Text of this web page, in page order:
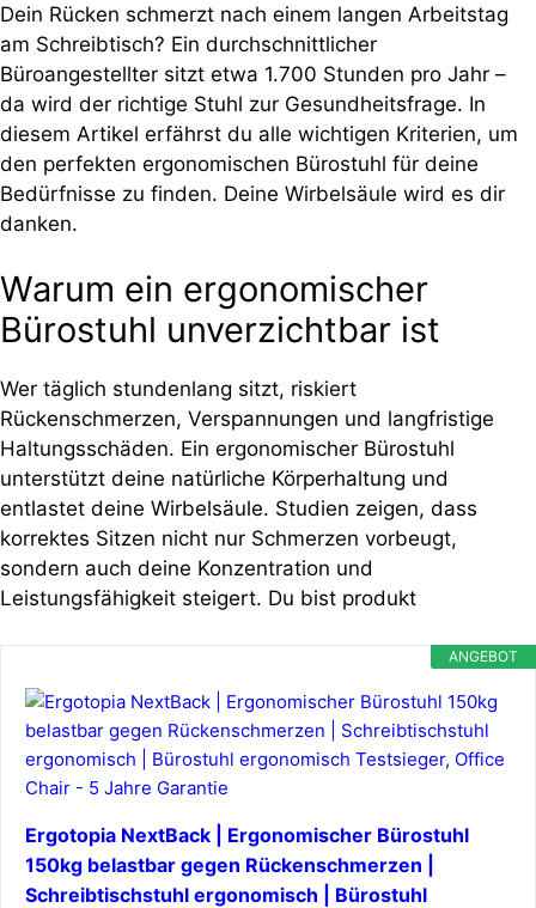
Dein Rücken schmerzt nach einem langen Arbeitstag
am Schreibtisch? Ein durchschnittlicher
Büroangestellter sitzt etwa 1.700 Stunden pro Jahr –
da wird der richtige Stuhl zur Gesundheitsfrage. In
diesem Artikel erfährst du alle wichtigen Kriterien, um
den perfekten ergonomischen Bürostuhl für deine
Bedürfnisse zu finden. Deine Wirbelsäule wird es dir
danken.
Warum ein ergonomischer
Bürostuhl unverzichtbar ist
Wer täglich stundenlang sitzt, riskiert
Rückenschmerzen, Verspannungen und langfristige
Haltungsschäden. Ein ergonomischer Bürostuhl
unterstützt deine natürliche Körperhaltung und
entlastet deine Wirbelsäule. Studien zeigen, dass
korrektes Sitzen nicht nur Schmerzen vorbeugt,
sondern auch deine Konzentration und
Leistungsfähigkeit steigert. Du bist produkt
ANGEBOT
Ergotopia NextBack | Ergonomischer Bürostuhl
150kg belastbar gegen Rückenschmerzen |
Schreibtischstuhl ergonomisch | Bürostuhl